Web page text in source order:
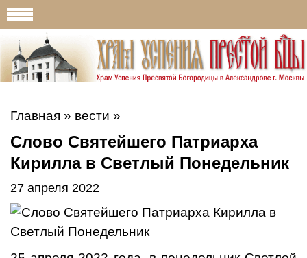
Главная » вести »
Слово Святейшего Патриарха
Кирилла в Светлый Понедельник
27 апреля 2022